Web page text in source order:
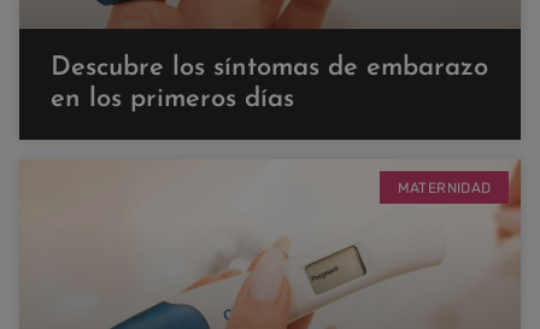
Descubre los síntomas de embarazo
en los primeros días
MATERNIDAD